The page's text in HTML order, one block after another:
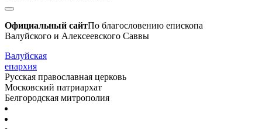
Официальный сайтПо благословению епископа
Валуйского и Алексеевского Саввы
Валуйская
епархия
Русская православная церковь
Московский патриархат
Белгородская митрополия